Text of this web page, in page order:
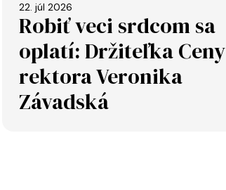
22. júl 2026
Robiť veci srdcom sa
oplatí: Držiteľka Ceny
rektora Veronika
Závadská